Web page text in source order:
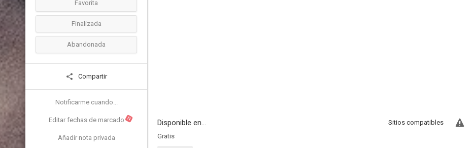
Favorita
Finalizada
Abandonada
Compartir
Notificarme cuando...
Editar fechas de marcado N
Añadir nota privada
Disponible en...
Sitios compatibles
Gratis